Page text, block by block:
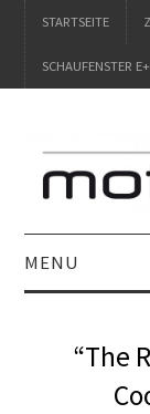
STARTSEITE
SCHAUFENSTER
MENU
ZUKUNFT
“The